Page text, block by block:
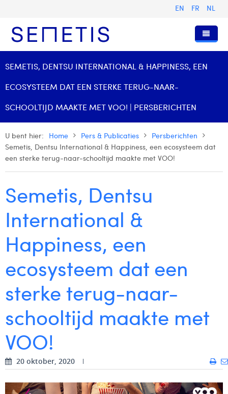
EN FR NL
Digital Business Intelligence
Technologie
Trainingen
Onze Geschiedenis
Het Team
Anouk Allegaert
Camille Servais
Charlie Deschamps
Dhan Claes
Diane Tremouroux
Edouard Polet
Eliott Pousset
Floriane Defacqz
Glenn Vanderlinden
Hanne Van Loock
Onze Waarden
Certificeringen
Pers & Publicaties
Artikels
Presentaties en Cases
Klanten
Vacatures
Digital Business Analyst
Digital Business Consultant NL
Digital Business Intern
SEMETIS, DENTSU INTERNATIONAL & HAPPINESS, EEN
ECOSYSTEEM DAT EEN STERKE TERUG-NAAR-
SCHOOLTIJD MAAKTE MET VOO! | PERSBERICHTEN
U bent hier: Home Pers & Publicaties
Persberichten
Semetis, Dentsu International & Happiness, een ecosysteem dat
een sterke terug-naar-schooltijd maakte met VOO!
Semetis, Dentsu
International &
Happiness, een
ecosysteem dat een
sterke terug-naar-
schooltijd maakte met
VOO!
20 oktober, 2020